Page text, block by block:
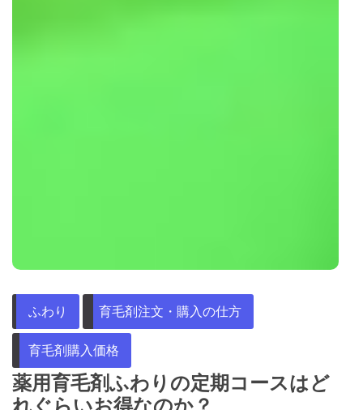
ふわり 育毛剤注文・購入の仕方
育毛剤購入価格
薬用育毛剤ふわりの定期コースはど